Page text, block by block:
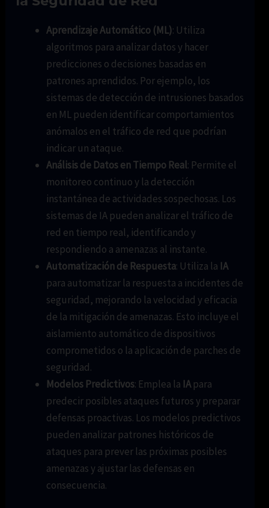
Aprendizaje Automático (ML): Utiliza
algoritmos para analizar datos y hacer
predicciones o decisiones basadas en
patrones aprendidos. Por ejemplo, los
sistemas de detección de intrusiones basados
en ML pueden identificar comportamientos
anómalos en el tráfico de red que podrían
indicar un ataque.
Análisis de Datos en Tiempo Real: Permite el
monitoreo continuo y la detección
instantánea de actividades sospechosas. Los
sistemas de IA pueden analizar el tráfico de
red en tiempo real, identificando y
respondiendo a amenazas al instante.
Automatización de Respuesta: Utiliza la IA
para automatizar la respuesta a incidentes de
seguridad, mejorando la velocidad y eficacia
de la mitigación de amenazas. Esto incluye el
aislamiento automático de dispositivos
comprometidos o la aplicación de parches de
seguridad.
Modelos Predictivos: Emplea la IApara
predecir posibles ataques futuros y preparar
defensas proactivas. Los modelos predictivos
pueden analizar patrones históricos de
ataques para prever las próximas posibles
amenazas y ajustar las defensas en
consecuencia.